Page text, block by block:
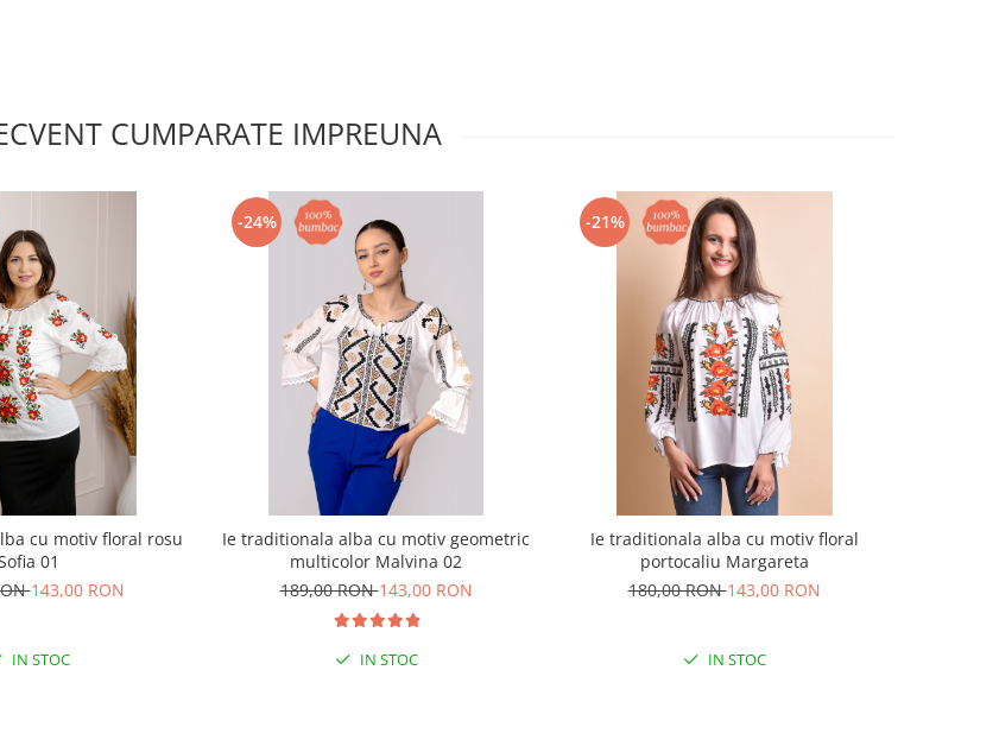
CUMPARATE IMPREUNA
cu motiv floral rosu
01
143,00 RON
IN STOC
-24%
Ie traditionala alba cu motiv geometric
multicolor Malvina 02
189,00 RON143,00 RON
IN STOC
-21%
Ie traditionala alba cu motiv floral
portocaliu Margareta
180,00 RON143,00 RON
IN STOC